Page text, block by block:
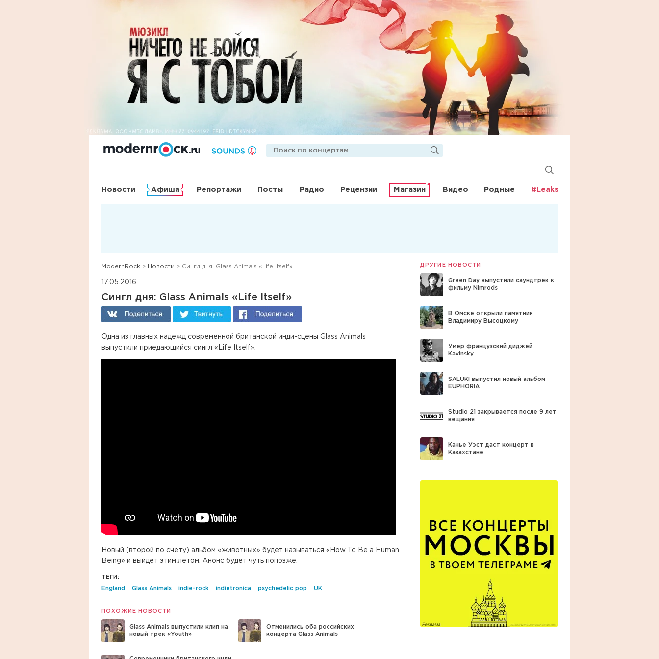
Новости Афиша Репортажи Посты Радио Рецензии Магазин Видео Родные #Leaks
ModernRock > Новости > Сингл дня: Glass Animals «Life Itself»
17.05.2016
Сингл дня: Glass Animals «Life Itself»
Одна из главных надежд современной британской инди-сцены Glass Animals
выпустили приедающийся сингл «Life Itself».
Новый (второй по счету) альбом «животных» будет называться «How To Be a Human
Being» и выйдет этим летом. Анонс будет чуть попозже.
ТЕГИ:
England Glass Animals indie-rock indietronica psychedelic pop UK
ПОХОЖИЕ НОВОСТИ
Glass Animals выпустили клип на
новый трек «Youth»
Отменились оба российских
концерта Glass Animals
ДРУГИЕ НОВОСТИ
Green Day выпустили саундтрек к
фильму Nimrods
В Омске открыли памятник
Владимиру Высоцкому
Умер французский диджей
Kavinsky
SALUKI выпустил новый альбом
EUPHORIA
Studio 21 закрывается после 9 лет
вещания
Канье Уэст даст концерт в
Казахстане